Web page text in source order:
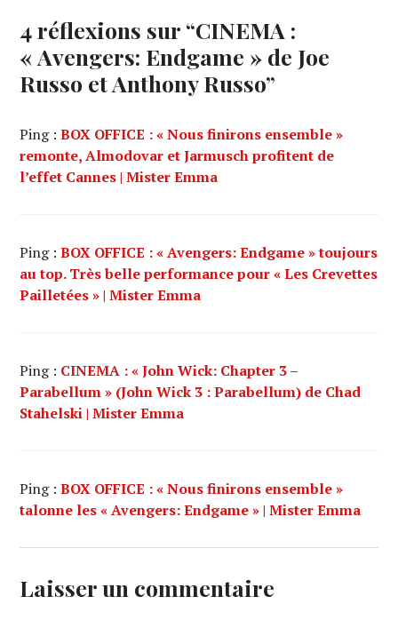
4 réflexions sur “CINEMA :
« Avengers: Endgame » de Joe
Russo et Anthony Russo”
Ping :BOX OFFICE : « Nous finirons ensemble »
remonte, Almodovar et Jarmusch profitent de
l’effet Cannes | Mister Emma
Ping :BOX OFFICE : « Avengers: Endgame » toujours
au top. Très belle performance pour « Les Crevettes
Pailletées » | Mister Emma
Ping : CINEMA : « John Wick: Chapter 3 –
Parabellum » (John Wick 3 : Parabellum) de Chad
Stahelski | Mister Emma
Ping :BOX OFFICE : « Nous finirons ensemble »
talonne les « Avengers: Endgame » | Mister Emma
Laisser un commentaire